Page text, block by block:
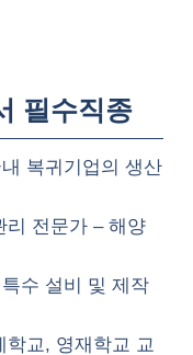
필수직종
복귀기업의 생산
리 전문가 – 해양
수 설비 및 제작
학교, 영재학교 교